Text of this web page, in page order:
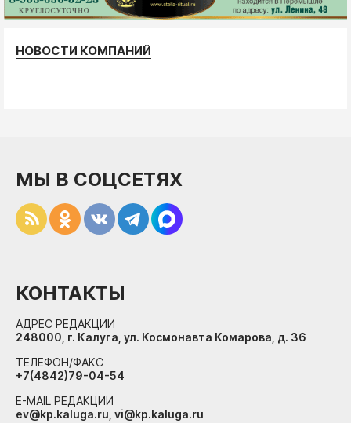
НОВОСТИ КОМПАНИЙ
МЫ В СОЦСЕТЯХ
КОНТАКТЫ
АДРЕС РЕДАКЦИИ
248000, г. Калуга, ул. Космонавта Комарова, д. 36
ТЕЛЕФОН/ФАКС
+7(4842)79-04-54
E-MAIL РЕДАКЦИИ
ev@kp.kaluga.ru, vi@kp.kaluga.ru